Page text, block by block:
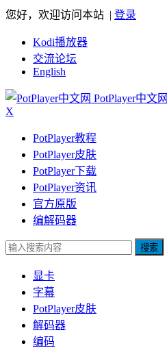
您好，欢迎访问本站 | 登录
Kodi播放器
交流论坛
English
PotPlayer中文网
X
PotPlayer教程
PotPlayer皮肤
PotPlayer下载
PotPlayer资讯
官方原版
编解码器
搜索
显卡
字幕
PotPlayer皮肤
解码器
编码